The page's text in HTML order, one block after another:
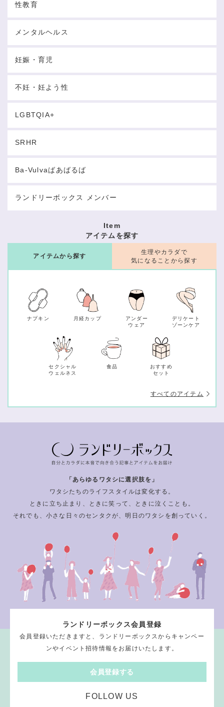
性教育
メンタルヘルス
妊娠・育児
不妊・妊よう性
LGBTQIA+
SRHR
Ba-Vulvaばあばるば
ランドリーボックス メンバー
Item
アイテムを探す
アイテムから探す
ナプキン 月経カップ
アンダー
ウェア
デリケート
ゾーンケア
セクシャル
ウェルネス
食品
おすすめ
セット
すべてのアイテム
生理やカラダで
気になることから探す
「あらゆるワタシに選択肢を」
ワタシたちのライフスタイルは変化する。
ときに立ち止まり、ときに笑って、ときに泣くことも。
それでも、小さな日々のセンタクが、明日のワタシを創っていく。
ランドリーボックス会員登録
会員登録いただきますと、ランドリーボックスからキャンペー
ンやイベント招待情報をお届けいたします。
会員登録する
FOLLOW US